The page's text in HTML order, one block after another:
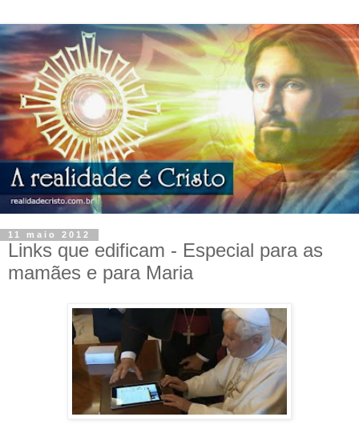
11 maio 2012
Links que edificam - Especial para as
mamães e para Maria